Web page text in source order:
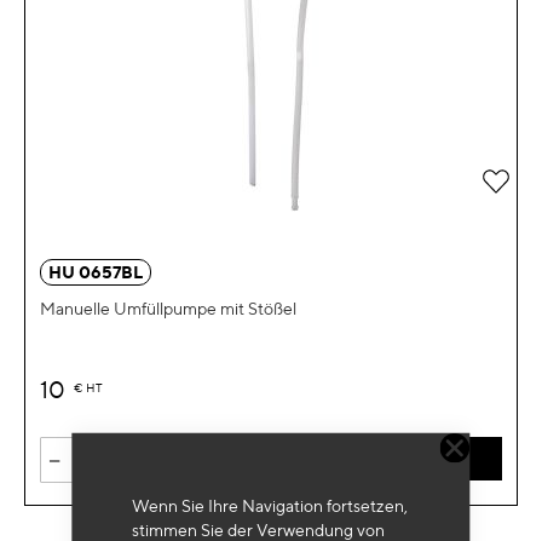
Wenn Sie Ihre Navigation fortsetzen,
stimmen Sie der Verwendung von
HU 0657BL
Manuelle Umfüllpumpe mit Stößel
10 € HT
-
Zur